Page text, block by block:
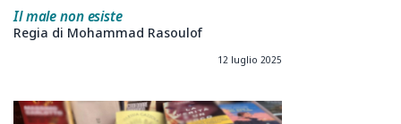
Il male non esiste
Regia di Mohammad Rasoulof
12 luglio 2025